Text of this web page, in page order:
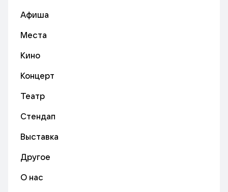
Афиша
Места
Кино
Концерт
Театр
Стендап
Выставка
Другое
О нас